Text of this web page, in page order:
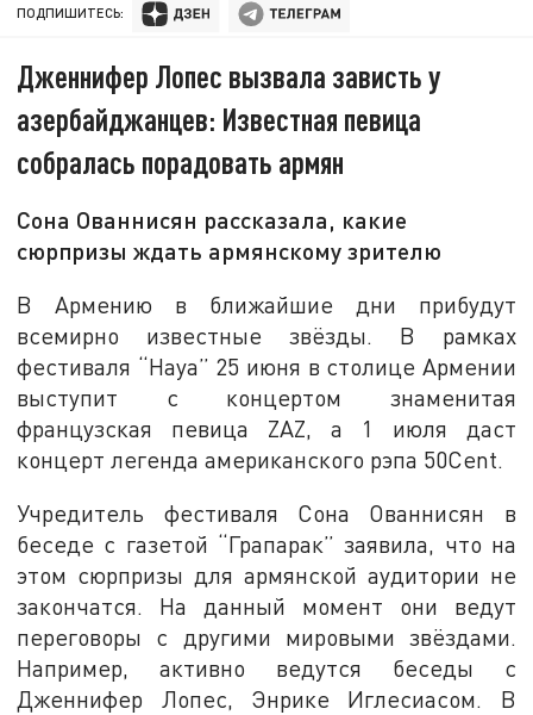
ПОДПИШИТЕСЬ:
Дженнифер Лопес вызвала зависть у
азербайджанцев: Известная певица
собралась порадовать армян
Сона Ованнисян рассказала, какие
сюрпризы ждать армянскому зрителю
В Армению в ближайшие дни прибудут
всемирно известные звёзды. В рамках
фестиваля “Haya” 25 июня в столице Армении
выступит с концертом знаменитая
французская певица ZAZ, а 1 июля даст
концерт легенда американского рэпа 50Cent.
Учредитель фестиваля Сона Ованнисян в
беседе с газетой “Грапарак” заявила, что на
этом сюрпризы для армянской аудитории не
закончатся. На данный момент они ведут
переговоры с другими мировыми звёздами.
Например, активно ведутся беседы с
Дженнифер Лопес, Энрике Иглесиасом. В